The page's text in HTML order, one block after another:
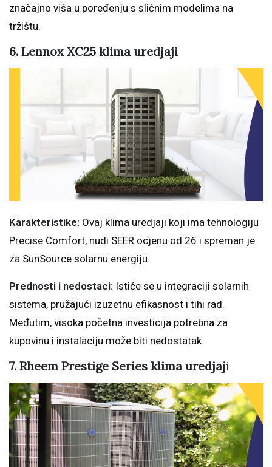
značajno viša u poređenju s sličnim modelima na
tržištu.
6. Lennox XC25 klima uredjaji
Karakteristike: Ovaj klima uredjaji koji ima tehnologiju
Precise Comfort, nudi SEER ocjenu od 26 i spreman je
za SunSource solarnu energiju.
Prednosti i nedostaci: Ističe se u integraciji solarnih
sistema, pružajući izuzetnu efikasnost i tihi rad.
Međutim, visoka početna investicija potrebna za
kupovinu i instalaciju može biti nedostatak.
7. Rheem Prestige Series klima uredjaji